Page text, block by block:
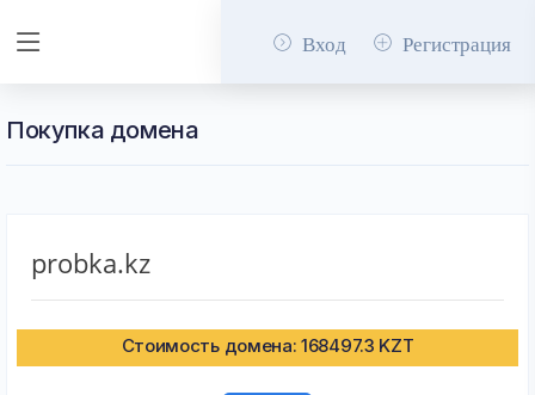
Вход Регистрация
Покупка домена
probka.kz
Стоимость домена: 168497.3 KZT